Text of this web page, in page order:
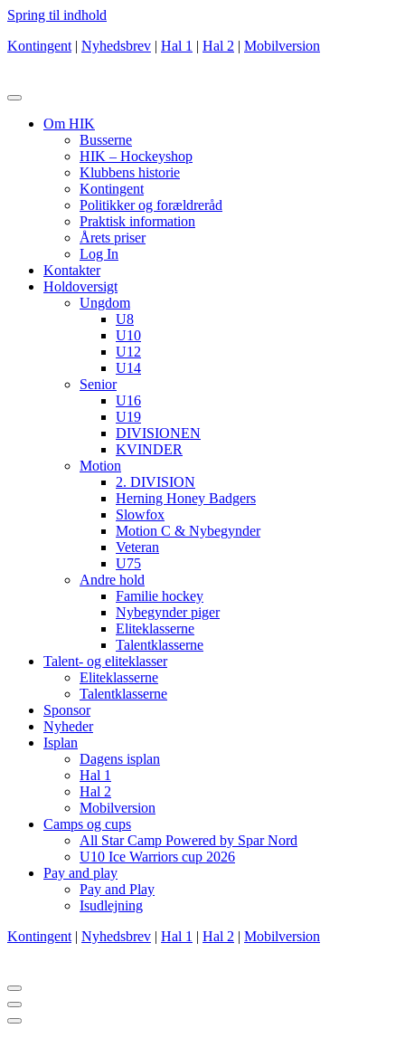
Spring til indhold
Kontingent | Nyhedsbrev | Hal 1 | Hal 2 | Mobilversion
Om HIK
Busserne
HIK – Hockeyshop
Klubbens historie
Kontingent
Politikker og forældreråd
Praktisk information
Årets priser
Log In
Kontakter
Holdoversigt
Ungdom
U8
U10
U12
U14
Senior
U16
U19
DIVISIONEN
KVINDER
Motion
2. DIVISION
Herning Honey Badgers
Slowfox
Motion C & Nybegynder
Veteran
U75
Andre hold
Familie hockey
Nybegynder piger
Eliteklasserne
Talentklasserne
Talent- og eliteklasser
Eliteklasserne
Talentklasserne
Sponsor
Nyheder
Isplan
Dagens isplan
Hal 1
Hal 2
Mobilversion
Camps og cups
All Star Camp Powered by Spar Nord
U10 Ice Warriors cup 2026
Pay and play
Pay and Play
Isudlejning
Kontingent | Nyhedsbrev | Hal 1 | Hal 2 | Mobilversion
Navigation
menu
Navigation
menu